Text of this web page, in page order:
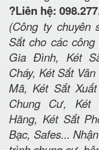
?Liên hệ:
(Công ty chuyên
Sắt cho các
Gia Đình, Két
Cháy, Két Sắt
Mã, Két Sắt
Chung Cư, Két
Hãng, Két Sắt
Bạc, Safes...